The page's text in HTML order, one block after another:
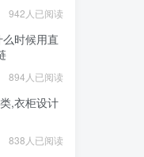
942人已阅读
时候用直
894人已阅读
,衣柜设计
838人已阅读